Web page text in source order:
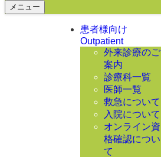
メニュー
患者様向け
Outpatient
外来診療のご
案内
診療科一覧
医師一覧
救急について
入院について
オンライン資
格確認につい
て